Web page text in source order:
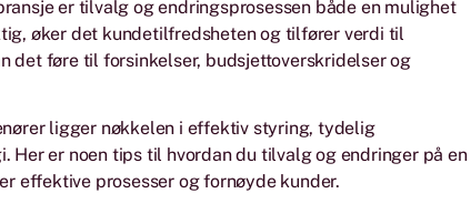
er tilvalg og endringsprosessen både en mulighet
øker det kundetilfredsheten og tilfører verdi til
det føre til forsinkelser, budsjettoverskridelser og
ligger nøkkelen i effektiv styring, tydelig
Her er noen tips til hvordan du tilvalg og endringer på en
effektive prosesser og fornøyde kunder.